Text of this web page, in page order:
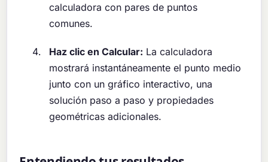
calculadora con pares de puntos
comunes.
Haz clic en Calcular: La calculadora
mostrará instantáneamente el punto medio
junto con un gráfico interactivo, una
solución paso a paso y propiedades
geométricas adicionales.